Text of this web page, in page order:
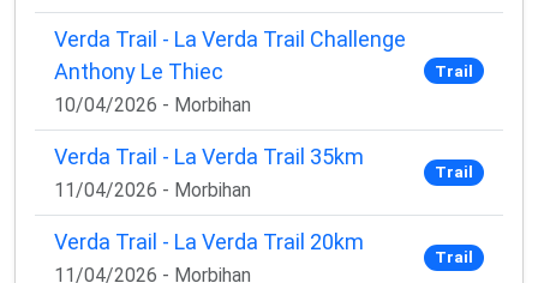
Verda Trail - La Verda Trail Challenge
Anthony Le Thiec
10/04/2026 - Morbihan
Trail
Verda Trail - La Verda Trail 35km
11/04/2026 - Morbihan
Trail
Verda Trail - La Verda Trail 20km
11/04/2026 - Morbihan
Trail